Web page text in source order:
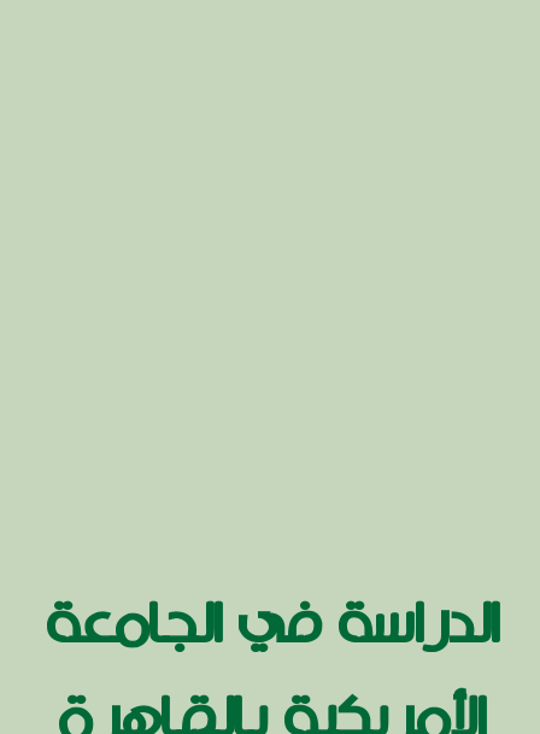
الدراسة في الجامعة
الأمريكية بالقاهرة